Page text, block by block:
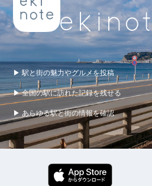
▶ 駅と街の魅力やグルメを投稿
▶ 全国の駅に訪れた記録を残せる
▶ あらゆる駅と街の情報を確認